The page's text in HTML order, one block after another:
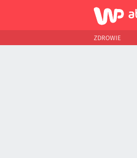
ZDROWIE